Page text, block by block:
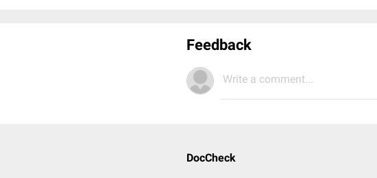
Feedback
Write a comment...
DocCheck